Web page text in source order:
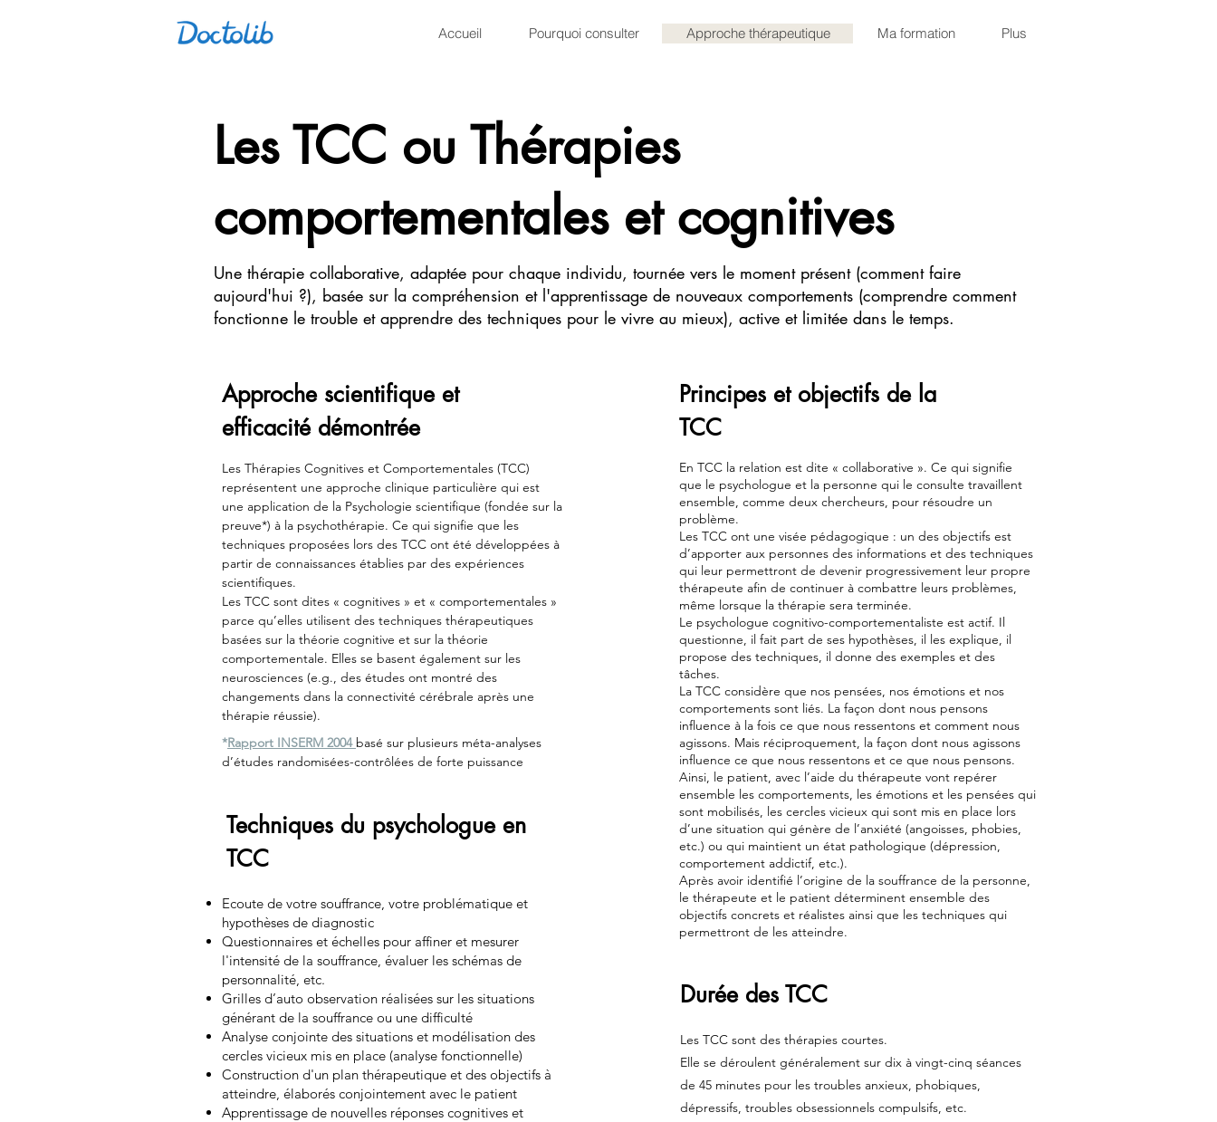
Les TCC ou Thérapies
comportementales et cognitives
Une thérapie collaborative, adaptée pour chaque individu, tournée vers le moment présent (comment faire
aujourd'hui ?), basée sur la compréhension et l'apprentissage de nouveaux comportements (comprendre comment
fonctionne le trouble et apprendre des techniques pour le vivre au mieux), active et limitée dans le temps.
Approche scientifique et
efficacité démontrée
Principes et objectifs de la
TCC
Les Thérapies Cognitives et Comportementales (TCC)
représentent une approche clinique particulière qui est
une application de la Psychologie scientifique (fondée sur la
preuve*) à la psychothérapie. Ce qui signifie que les
techniques proposées lors des TCC ont été développées à
partir de connaissances établies par des expériences
scientifiques.
Les TCC sont dites « cognitives » et « comportementales »
parce qu’elles utilisent des techniques thérapeutiques
basées sur la théorie cognitive et sur la théorie
comportementale. Elles se basent également sur les
neurosciences (e.g., des études ont montré des
changements dans la connectivité cérébrale après une
thérapie réussie).
*Rapport INSERM 2004 basé sur plusieurs méta-analyses
d’études randomisées-contrôlées de forte puissance
Techniques du psychologue en
TCC
Ecoute de votre souffrance, votre problématique et
hypothèses de diagnostic
Questionnaires et échelles pour affiner et mesurer
l'intensité de la souffrance, évaluer les schémas de
personnalité, etc.
Grilles d’auto observation réalisées sur les situations
générant de la souffrance ou une difficulté
Analyse conjointe des situations et modélisation des
cercles vicieux mis en place (analyse fonctionnelle)
Construction d'un plan thérapeutique et des objectifs à
atteindre, élaborés conjointement avec le patient
Apprentissage de nouvelles réponses cognitives et
En TCC la relation est dite « collaborative ». Ce qui signifie
que le psychologue et la personne qui le consulte travaillent
ensemble, comme deux chercheurs, pour résoudre un
problème.
Les TCC ont une visée pédagogique : un des objectifs est
d’apporter aux personnes des informations et des techniques
qui leur permettront de devenir progressivement leur propre
thérapeute afin de continuer à combattre leurs problèmes,
même lorsque la thérapie sera terminée.
Le psychologue cognitivo-comportementaliste est actif. Il
questionne, il fait part de ses hypothèses, il les explique, il
propose des techniques, il donne des exemples et des
tâches.
La TCC considère que nos pensées, nos émotions et nos
comportements sont liés. La façon dont nous pensons
influence à la fois ce que nous ressentons et comment nous
agissons. Mais réciproquement, la façon dont nous agissons
influence ce que nous ressentons et ce que nous pensons.
Ainsi, le patient, avec l’aide du thérapeute vont repérer
ensemble les comportements, les émotions et les pensées qui
sont mobilisés, les cercles vicieux qui sont mis en place lors
d’une situation qui génère de l’anxiété (angoisses, phobies,
etc.) ou qui maintient un état pathologique (dépression,
comportement addictif, etc.).
Après avoir identifié l’origine de la souffrance de la personne,
le thérapeute et le patient déterminent ensemble des
objectifs concrets et réalistes ainsi que les techniques qui
permettront de les atteindre.
Durée des TCC
Les TCC sont des thérapies courtes.
Elle se déroulent généralement sur dix à vingt-cinq séances
de 45 minutes pour les troubles anxieux, phobiques,
dépressifs, troubles obsessionnels compulsifs, etc.
Accueil Pourquoi consulter Approche thérapeutique Ma formation Plus